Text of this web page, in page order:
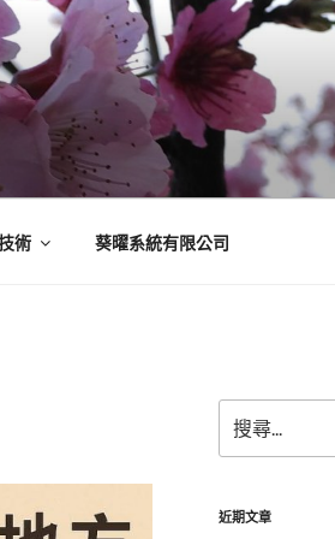
術 葵曜系統有限公司
尋
關
字:
近期文章